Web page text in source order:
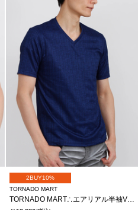
2BUY10%
TORNADO MART